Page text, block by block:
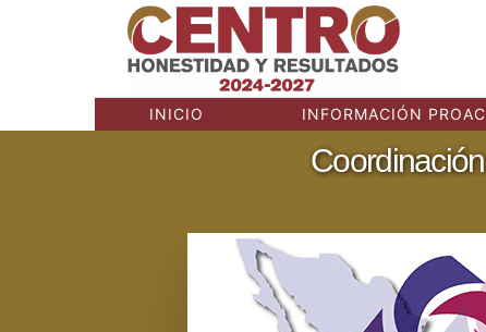
INICIO INFORMACIÓN